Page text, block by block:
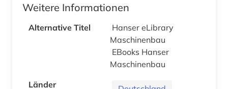
Weitere Informationen
Alternative Titel
Hanser eLibrary
Maschinenbau
EBooks Hanser
Maschinenbau
Länder